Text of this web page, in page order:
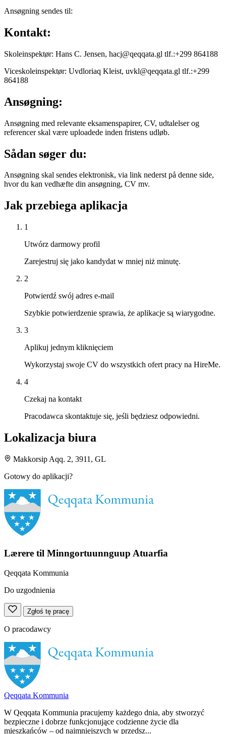
Ansøgning sendes til:
Kontakt:
Skoleinspektør: Hans C. Jensen, hacj@qeqqata.gl tlf.:+299 864188
Viceskoleinspektør: Uvdloriaq Kleist, uvkl@qeqqata.gl tlf.:+299
864188
Ansøgning:
Ansøgning med relevante eksamenspapirer, CV, udtalelser og
referencer skal være uploadede inden fristens udløb.
Sådan søger du:
Ansøgning skal sendes elektronisk, via link nederst på denne side,
hvor du kan vedhæfte din ansøgning, CV mv.
Jak przebiega aplikacja
1
Utwórz darmowy profil
Zarejestruj się jako kandydat w mniej niż minutę.
2
Potwierdź swój adres e-mail
Szybkie potwierdzenie sprawia, że aplikacje są wiarygodne.
3
Aplikuj jednym kliknięciem
Wykorzystaj swoje CV do wszystkich ofert pracy na HireMe.
4
Czekaj na kontakt
Pracodawca skontaktuje się, jeśli będziesz odpowiedni.
Lokalizacja biura
Makkorsip Aqq. 2, 3911, GL
Gotowy do aplikacji?
Lærere til Minngortuunnguup Atuarfia
Qeqqata Kommunia
Do uzgodnienia
Zgłoś tę pracę
O pracodawcy
Qeqqata Kommunia
W Qeqqata Kommunia pracujemy każdego dnia, aby stworzyć
bezpieczne i dobrze funkcjonujące codzienne życie dla
mieszkańców – od najmniejszych w przedsz...